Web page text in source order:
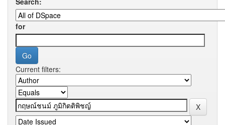
for
Current filters: